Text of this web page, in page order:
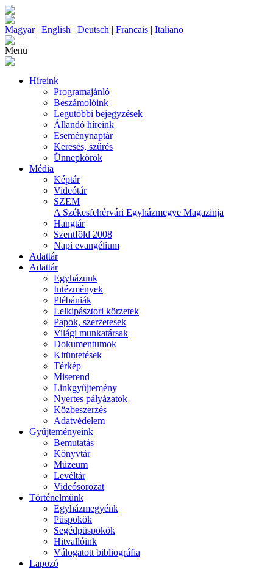
Magyar| English | Deutsch | Francais | Italiano
Menü
Híreink
Programajánló
Beszámolóink
Legutóbbi bejegyzések
Állandó híreink
Eseménynaptár
Keresés, szűrés
Ünnepkörök
Média
Képtár
Videótár
SZEM
A Székesfehérvári Egyházmegye Magazinja
Hangtár
Szentföld 2008
Napi evangélium
Adattár
Adattár
Egyházunk
Intézmények
Plébániák
Lelkipásztori körzetek
Papok, szerzetesek
Világi munkatársak
Dokumentumok
Kitüntetések
Térkép
Miserend
Linkgyűjtemény
Nyertes pályázatok
Közbeszerzés
Adatvédelem
Gyűjteményeink
Bemutatás
Könyvtár
Múzeum
Levéltár
Videósorozat
Történelmünk
Egyházmegyénk
Püspökök
Segédpüspökök
Hitvallóink
Válogatott bibliográfia
Lapozó